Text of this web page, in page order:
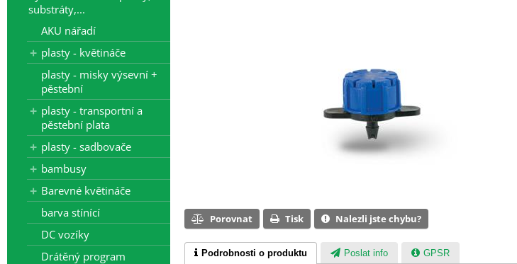
substráty,...
AKU nářadí
plasty - květináče
plasty - misky výsevní +
pěstební
plasty - transportní a
pěstební plata
plasty - sadbovače
bambusy
Barevné květináče
barva stínící
DC vozíky
Drátěný program
Porovnat Tisk Nalezli jste chybu?
Podrobnosti o produktu Poslat info GPSR